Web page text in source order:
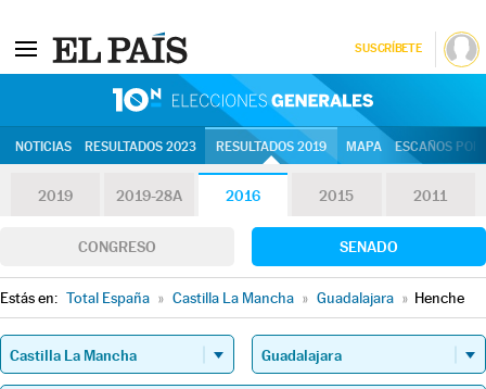
SUSCRÍBETE
NOTICIAS RESULTADOS 2023 RESULTADOS 2019 MAPA ESCAÑOS
2019 2019-28A 2016 2015 2011
CONGRESO SENADO
Estás en: Total España » Castilla La Mancha » Guadalajara » Henche